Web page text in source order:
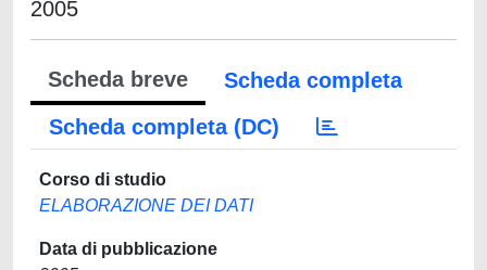
2005
Scheda breve
Scheda completa
Scheda completa (DC)
Corso di studio
ELABORAZIONE DEI DATI
Data di pubblicazione